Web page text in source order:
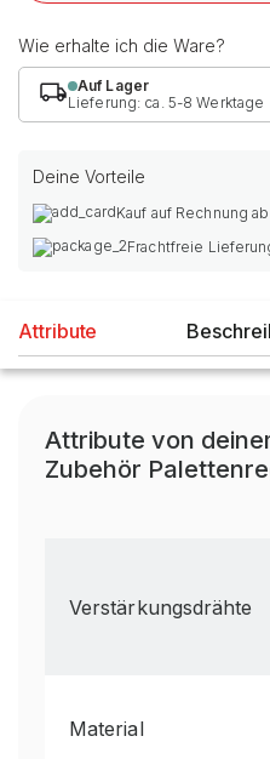
Wie erhalte ich die Ware?
Auf Lager
Lieferung: ca. 5-8 Werktage
Deine Vorteile
Kauf auf Rechnung
Frachtfreie
Attribute
Attribute von
Zubehör
Verstärkungsdrähte
Material